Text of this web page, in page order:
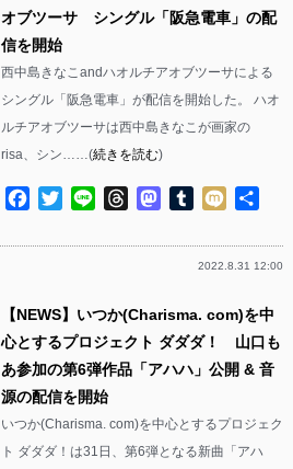
オブツーサ シングル「阪急電車」の配
信を開始
西中島きなこandハオルチアオブツーサによる
シングル「阪急電車」が配信を開始した。 ハオ
ルチアオブツーサは西中島きなこが画家の
risa、シン……(続きを読む)
Facebook
TwitterLine ThreadsMastodon
Tumblr
Mixi
2022.8.31 12:00
【NEWS】いつか(Charisma. com)を中
心とするプロジェクト ダダダ！ 山口も
あ参加の第6弾作品「アハハ」公開 & 音
源の配信を開始
いつか(Charisma. com)を中心とするプロジェク
ト ダダダ！は31日、第6弾となる新曲「アハ